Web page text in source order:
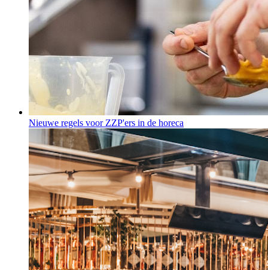
Nieuwe regels voor ZZP'ers in de horeca